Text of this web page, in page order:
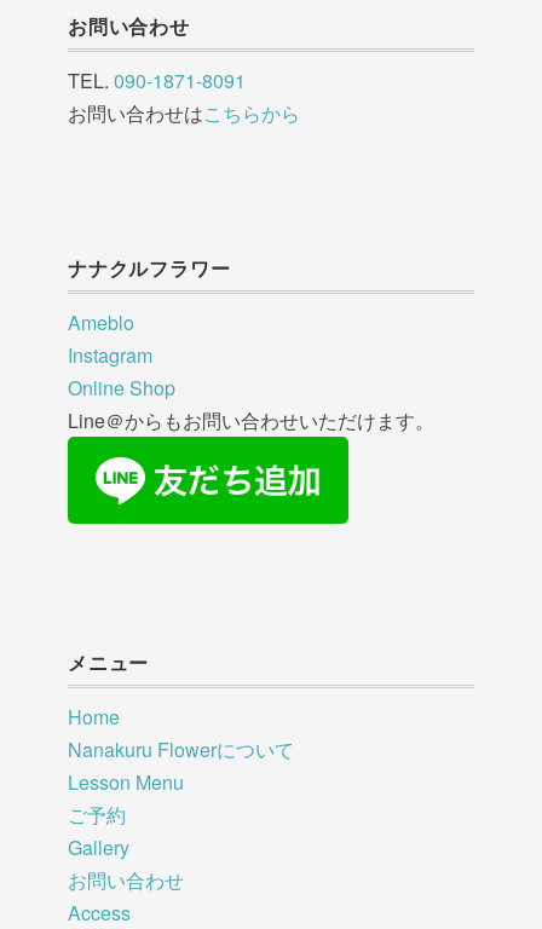
お問い合わせ
TEL. 090-1871-8091
お問い合わせはこちらから
ナナクルフラワー
Ameblo
Instagram
Online Shop
Line＠からもお問い合わせいただけます。
メニュー
Home
Nanakuru Flowerについて
Lesson Menu
ご予約
Gallery
お問い合わせ
Access